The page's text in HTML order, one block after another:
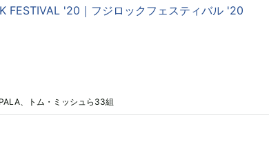
FESTIVAL '20｜フジロックフェスティバル '20
、トム・ミッシュら33組